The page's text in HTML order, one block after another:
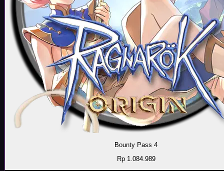
Bounty Pass 4
Rp 1.084.989